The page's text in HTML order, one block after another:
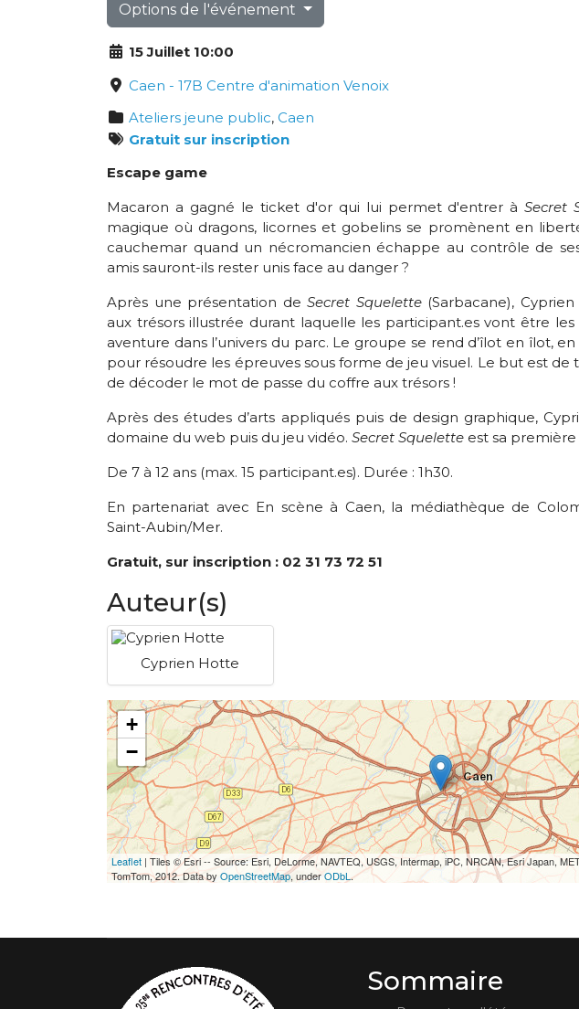
Options de l'événement
15 Juillet 10:00
Caen - 17B Centre d'animation Venoix
Ateliers jeune public, Caen
Gratuit sur inscription
Escape game
Macaron a gagné le ticket d'or qui lui permet d'entrer àSecret
magique où dragons, licornes et gobelins se promènent en
cauchemar quand un nécromancien échappe au contrôle de
amis sauront-ils rester unis face au danger ?
Après une présentation deSecret Squelette (Sarbacane),
aux trésors illustrée durant laquelle les participant.es vont être les
aventure dans l’univers du parc. Le groupe se rend d’îlot en îlot,
pour résoudre les épreuves sous forme de jeu visuel. Le but est de
de décoder le mot de passe du coffre aux trésors !
Après des études d’arts appliqués puis de design graphique,
domaine du web puis du jeu vidéo. Secret Squelette est sa
De 7 à 12 ans (max. 15 participant.es). Durée : 1h30.
En partenariat avec En scène à Caen, la médiathèque de
Saint-Aubin/Mer.
Gratuit, sur inscription : 02 31 73 72 51
Auteur(s)
Cyprien Hotte
+
−
Leaflet | Tiles © Esri -- Source: Esri, DeLorme, NAVTEQ, USGS, Intermap, iPC, NRCAN, Esri Japan,
TomTom, 2012. Data by OpenStreetMap, underODbL.
Sommaire